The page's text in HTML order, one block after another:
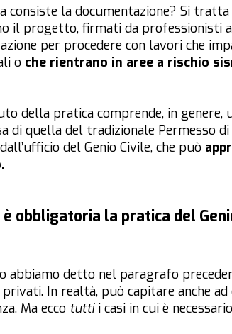
consiste la documentazione? Si
il progetto, firmati da professionisti
per procedere con lavori che
o che rientrano in aree a rischio
della pratica comprende, in genere,
di quella del tradizionale Permesso
del Genio Civile, che può
è obbligatoria la pratica del
abbiamo detto nel paragrafo
In realtà, può capitare anche
Ma ecco tuttii casi in cui è